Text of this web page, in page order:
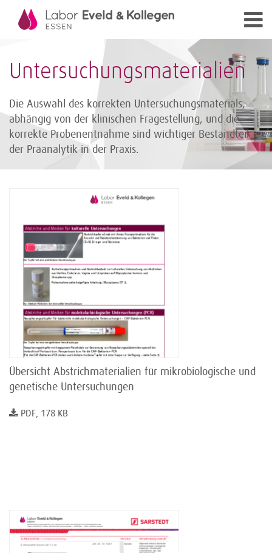
Untersuchungsmaterialien
Die Auswahl des korrekten Untersuchungsmaterials,
abhängig von der klinischen Fragestellung, und die
korrekte Probenentnahme sind wichtiger Bestandteil
der Präanalytik in der Praxis.
Übersicht Abstrichmaterialien für mikrobiologische und
genetische Untersuchungen
PDF, 178 KB